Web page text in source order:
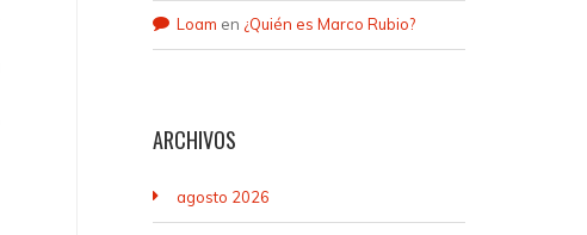
Loam en ¿Quién es Marco Rubio?
ARCHIVOS
agosto 2026